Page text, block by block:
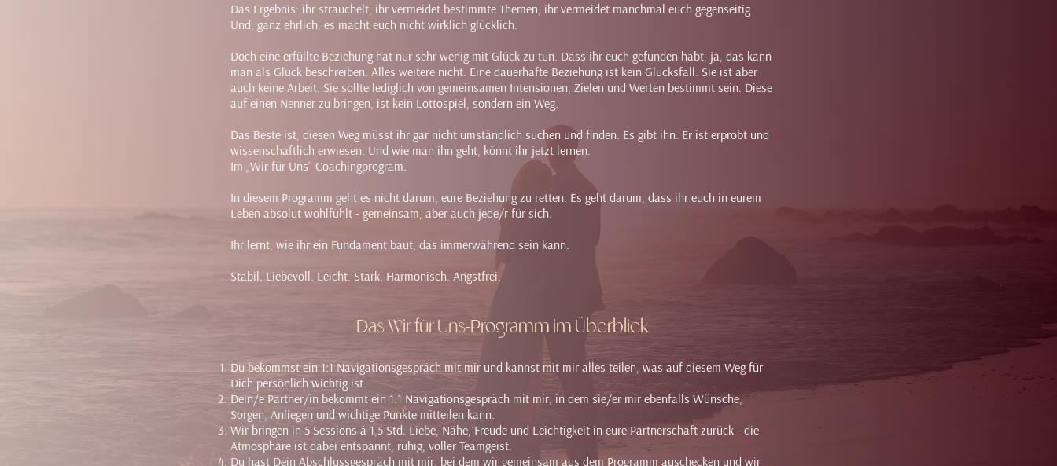
Das Ergebnis: ihr strauchelt, ihr vermeidet bestimmte Themen, ihr vermeidet manchmal euch gegenseitig.
Und, ganz ehrlich, es macht euch nicht wirklich glücklich.
Doch eine erfüllte Beziehung hat nur sehr wenig mit Glück zu tun. Dass ihr euch gefunden habt, ja, das kann
man als Glück beschreiben. Alles weitere nicht. Eine dauerhafte Beziehung ist kein Glücksfall. Sie ist aber
auch keine Arbeit. Sie sollte lediglich von gemeinsamen Intensionen, Zielen und Werten bestimmt sein. Diese
auf einen Nenner zu bringen, ist kein Lottospiel, sondern ein Weg. ⁣
Das Beste ist, diesen Weg müsst ihr gar nicht umständlich suchen und finden. Es gibt ihn. Er ist erprobt und
wissenschaftlich erwiesen. Und wie man ihn geht, könnt ihr jetzt lernen.
Im „Wir für Uns“ Coachingprogram.
In diesem Programm geht es nicht darum, eure Beziehung zu retten. Es geht darum, dass ihr euch in eurem
Leben absolut wohlfühlt - gemeinsam, aber auch jede/r für sich.
Ihr lernt, wie ihr ein Fundament baut, das immerwährend sein kann.
Stabil. Liebevoll. Leicht. Stark. Harmonisch. Angstfrei.
Das Wir für Uns-Programm im Überblick
Du bekommst ein 1:1 Navigationsgespräch mit mir und kannst mit mir alles teilen, was auf diesem Weg für
Dich persönlich wichtig ist.
Dein/e Partner/in bekommt ein 1:1 Navigationsgespräch mit mir, in dem sie/er mir ebenfalls Wünsche,
Sorgen, Anliegen und wichtige Punkte mitteilen kann.
Wir bringen in 5 Sessions á 1,5 Std. Liebe, Nähe, Freude und Leichtigkeit in eure Partnerschaft zurück - die
Atmosphäre ist dabei entspannt, ruhig, voller Teamgeist.
Du hast Dein Abschlussgespräch mit mir, bei dem wir gemeinsam aus dem Programm auschecken und wir